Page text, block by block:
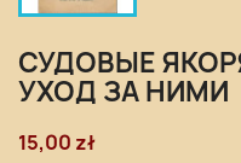
СУДОВЫЕ
УХОД ЗА НИМИ
15,00 zł